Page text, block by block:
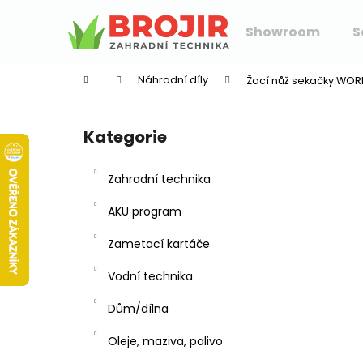
Showroom
Náhradní díly Žací nůž sekačky
Přeskočit
kategorie
Kategorie
Zahradní technika
AKU program
Zametací kartáče
Vodní technika
Dům/dílna
Oleje, maziva, palivo
Zpět
Zpět